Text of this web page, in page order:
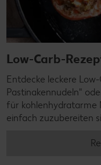
Low-Carb-
Entdecke leckere
Pastinakennudeln"
für kohlenhydratarme
einfach zuzubereiten